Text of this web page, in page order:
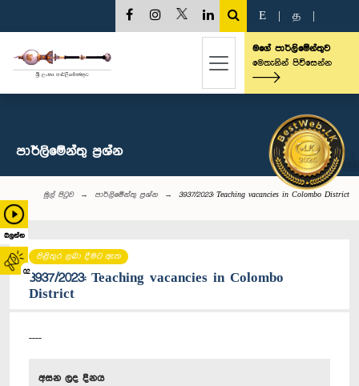
බලන්න
02
E த
මගේ පාර්ලිමේන්තුව
මෙතැනින් පිවිසෙන්න
පාර්ලි‌මේන්තු‌ ප්‍රශ්න
මුල් පිටුව පාර්ලි‌මේන්තු‌ ප්‍රශ්න 3937/2023: Teaching vacancies in Colombo District
පිළිතුර ලබා දීමට ඇත
3937/2023: Teaching vacancies in Colombo
District
----
අසන ලද දිනය